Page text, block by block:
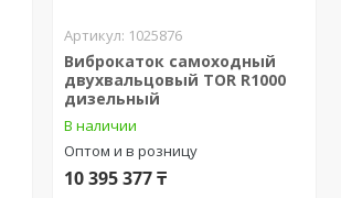
1025876
Виброкаток самоходный
двухвальцовый TOR R1000
дизельный
В наличии
Оптом и в розницу
10 395 377 ₸